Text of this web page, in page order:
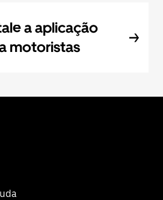
a aplicação
motoristas